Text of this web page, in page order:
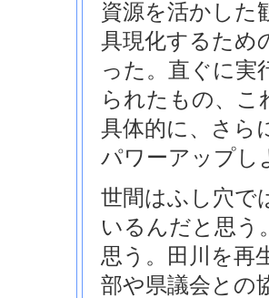
資源を活かした
具現化するため
った。直ぐに実
られたもの、こ
具体的に、さら
パワーアップし
世間はふし穴で
いるんだと思う
思う。田川を再
部や県議会との